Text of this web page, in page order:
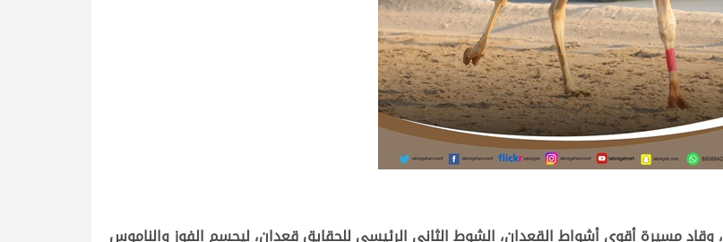
، وقاد مسيرة أقوى أشواط القعدان، الشوط الثاني الرئيسي للحقايق قعدان، ليحسم الفوز والناموس